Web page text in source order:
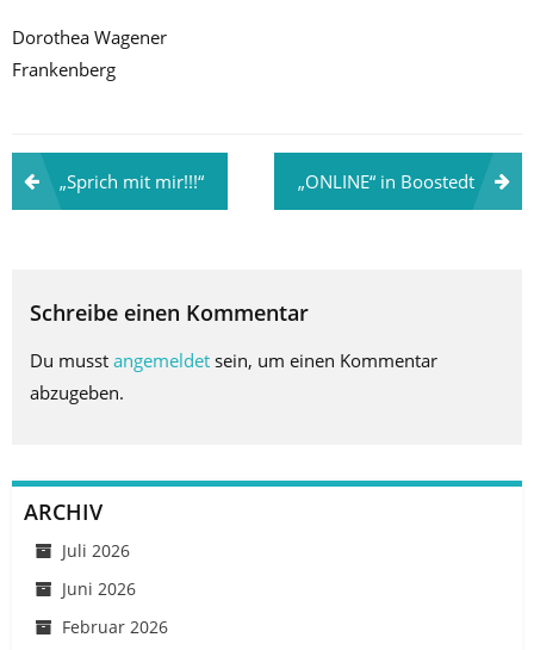
Dorothea Wagener
Frankenberg
Beitragsnavigation
„Sprich mit mir!!!“ „ONLINE“ in Boostedt
Schreibe einen Kommentar
Du musst angemeldet sein, um einen Kommentar
abzugeben.
ARCHIV
Juli 2026
Juni 2026
Februar 2026